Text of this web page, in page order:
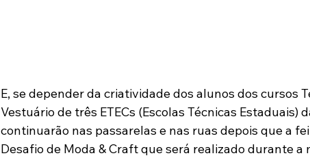
E, se depender da criatividade dos alunos dos cursos
Vestuário de três ETECs (Escolas Técnicas Estaduais)
continuarão nas passarelas e nas ruas depois que a
Desafio de Moda & Craft que será realizado durante